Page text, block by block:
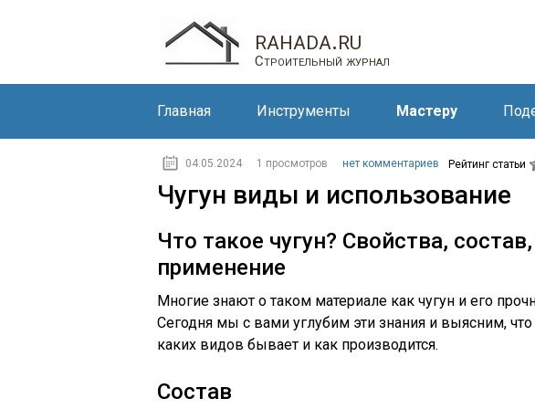
rahada.ru
Строительный журнал
Главная Инструменты Мастеру
04.05.2024 1 просмотров нет комментариев Рейтинг статьи
Чугун виды и использование
Что такое чугун? Свойства,
применение
Многие знают о таком материале как чугун и его
Сегодня мы с вами углубим эти знания и выясним, что
каких видов бывает и как производится.
Состав